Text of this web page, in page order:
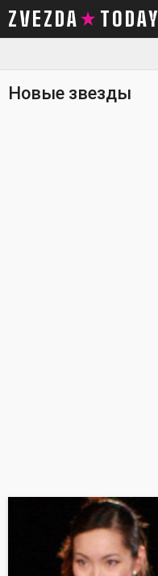
ZVEZDA TODAY
Новые звезды